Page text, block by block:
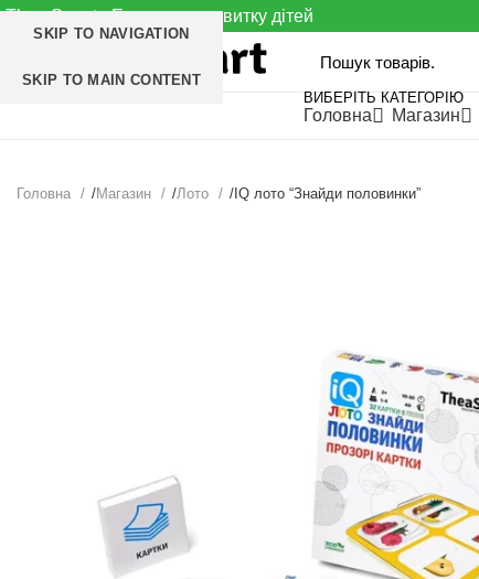
SKIP TO NAVIGATION
SKIP TO MAIN CONTENT
Thea Smart - Експерт у розвитку дітей
ВИБЕРІТЬ КАТЕГОРІЮ
Головна Магазин
Головна Магазин Лото IQ лото “Знайди половинки”